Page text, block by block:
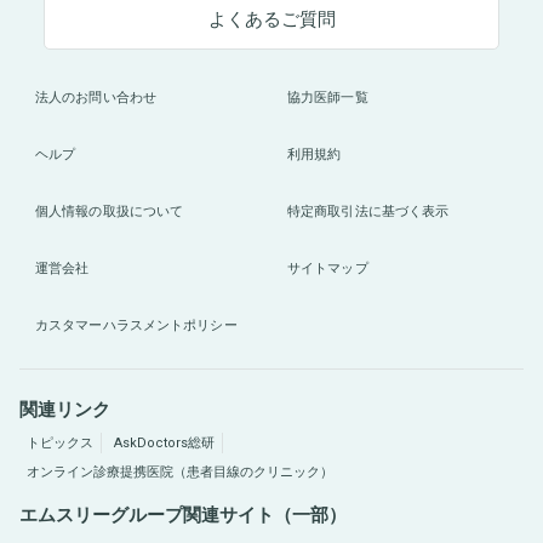
よくあるご質問
法人のお問い合わせ 協力医師一覧
ヘルプ 利用規約
個人情報の取扱について 特定商取引法に基づく表示
運営会社 サイトマップ
カスタマーハラスメントポリシー
関連リンク
トピックス
AskDoctors総研
オンライン診療提携医院（患者目線のクリニック）
エムスリーグループ関連サイト（一部）